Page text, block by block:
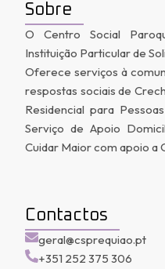
Sobre
O Centro Social
Instituição Particular de
Oferece serviços à
respostas sociais de
Residencial para
Serviço de Apoio
Cuidar Maior com apoio a
Contactos
geral@csprequiao.pt
+351 252 375 306